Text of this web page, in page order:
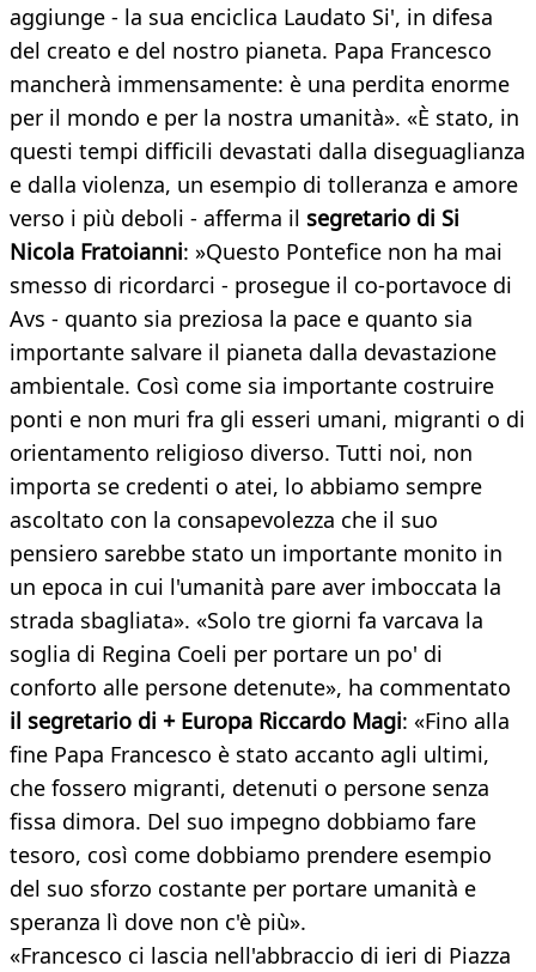
aggiunge - la sua enciclica Laudato Si', in difesa
del creato e del nostro pianeta. Papa Francesco
mancherà immensamente: è una perdita enorme
per il mondo e per la nostra umanità». «È stato, in
questi tempi difficili devastati dalla diseguaglianza
e dalla violenza, un esempio di tolleranza e amore
verso i più deboli - afferma il segretario di Si
Nicola Fratoianni: »Questo Pontefice non ha mai
smesso di ricordarci - prosegue il co-portavoce di
Avs - quanto sia preziosa la pace e quanto sia
importante salvare il pianeta dalla devastazione
ambientale. Così come sia importante costruire
ponti e non muri fra gli esseri umani, migranti o di
orientamento religioso diverso. Tutti noi, non
importa se credenti o atei, lo abbiamo sempre
ascoltato con la consapevolezza che il suo
pensiero sarebbe stato un importante monito in
un epoca in cui l'umanità pare aver imboccata la
strada sbagliata». «Solo tre giorni fa varcava la
soglia di Regina Coeli per portare un po' di
conforto alle persone detenute», ha commentato
il segretario di + Europa Riccardo Magi: «Fino alla
fine Papa Francesco è stato accanto agli ultimi,
che fossero migranti, detenuti o persone senza
fissa dimora. Del suo impegno dobbiamo fare
tesoro, così come dobbiamo prendere esempio
del suo sforzo costante per portare umanità e
speranza lì dove non c'è più».
«Francesco ci lascia nell'abbraccio di ieri di Piazza